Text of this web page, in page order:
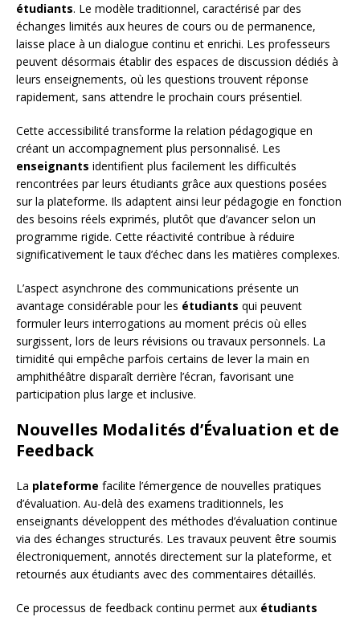
étudiants. Le modèle traditionnel, caractérisé par des
échanges limités aux heures de cours ou de permanence,
laisse place à un dialogue continu et enrichi. Les professeurs
peuvent désormais établir des espaces de discussion dédiés à
leurs enseignements, où les questions trouvent réponse
rapidement, sans attendre le prochain cours présentiel.
Cette accessibilité transforme la relation pédagogique en
créant un accompagnement plus personnalisé. Les
enseignants identifient plus facilement les difficultés
rencontrées par leurs étudiants grâce aux questions posées
sur la plateforme. Ils adaptent ainsi leur pédagogie en fonction
des besoins réels exprimés, plutôt que d’avancer selon un
programme rigide. Cette réactivité contribue à réduire
significativement le taux d’échec dans les matières complexes.
L’aspect asynchrone des communications présente un
avantage considérable pour les étudiants qui peuvent
formuler leurs interrogations au moment précis où elles
surgissent, lors de leurs révisions ou travaux personnels. La
timidité qui empêche parfois certains de lever la main en
amphithéâtre disparaît derrière l’écran, favorisant une
participation plus large et inclusive.
Nouvelles Modalités d’Évaluation et de
Feedback
La plateforme facilite l’émergence de nouvelles pratiques
d’évaluation. Au-delà des examens traditionnels, les
enseignants développent des méthodes d’évaluation continue
via des échanges structurés. Les travaux peuvent être soumis
électroniquement, annotés directement sur la plateforme, et
retournés aux étudiants avec des commentaires détaillés.
Ce processus de feedback continu permet aux étudiants